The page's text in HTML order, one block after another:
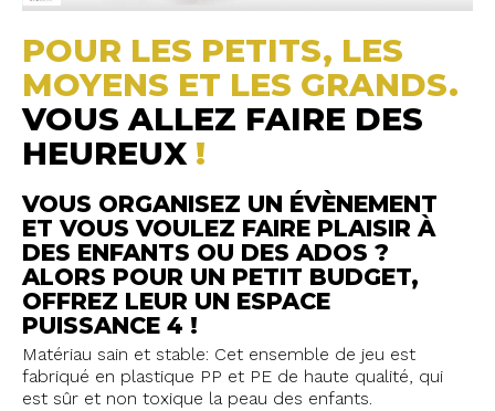
POUR LES PETITS, LES
MOYENS ET LES GRANDS.
VOUS ALLEZ FAIRE DES
HEUREUX!
VOUS ORGANISEZ UN ÉVÈNEMENT
ET VOUS VOULEZ FAIRE PLAISIR À
DES ENFANTS OU DES ADOS ?
ALORS POUR UN PETIT BUDGET,
OFFREZ LEUR UN ESPACE
PUISSANCE 4 !
Matériau sain et stable: Cet ensemble de jeu est
fabriqué en plastique PP et PE de haute qualité, qui
est sûr et non toxique la peau des enfants.